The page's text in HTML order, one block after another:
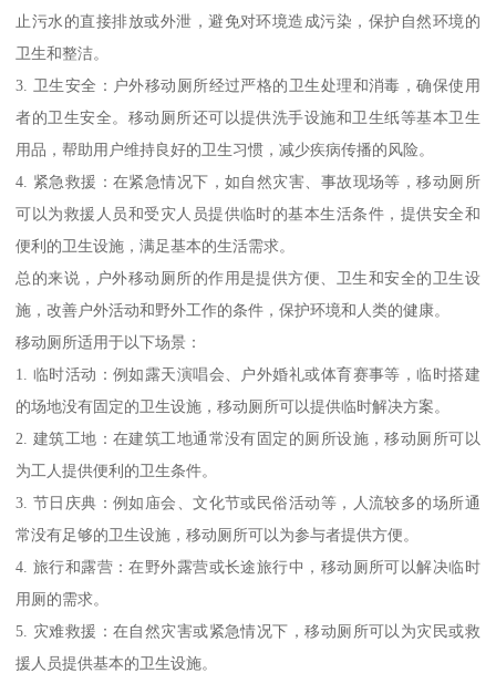
止污水的直接排放或外泄，避免对环境造成污染，保护自然环境的
卫生和整洁。
3. 卫生安全：户外移动厕所经过严格的卫生处理和消毒，确保使用
者的卫生安全。移动厕所还可以提供洗手设施和卫生纸等基本卫生
用品，帮助用户维持良好的卫生习惯，减少疾病传播的风险。
4. 紧急救援：在紧急情况下，如自然灾害、事故现场等，移动厕所
可以为救援人员和受灾人员提供临时的基本生活条件，提供安全和
便利的卫生设施，满足基本的生活需求。
总的来说，户外移动厕所的作用是提供方便、卫生和安全的卫生设
施，改善户外活动和野外工作的条件，保护环境和人类的健康。
移动厕所适用于以下场景：
1. 临时活动：例如露天演唱会、户外婚礼或体育赛事等，临时搭建
的场地没有固定的卫生设施，移动厕所可以提供临时解决方案。
2. 建筑工地：在建筑工地通常没有固定的厕所设施，移动厕所可以
为工人提供便利的卫生条件。
3. 节日庆典：例如庙会、文化节或民俗活动等，人流较多的场所通
常没有足够的卫生设施，移动厕所可以为参与者提供方便。
4. 旅行和露营：在野外露营或长途旅行中，移动厕所可以解决临时
用厕的需求。
5. 灾难救援：在自然灾害或紧急情况下，移动厕所可以为灾民或救
援人员提供基本的卫生设施。